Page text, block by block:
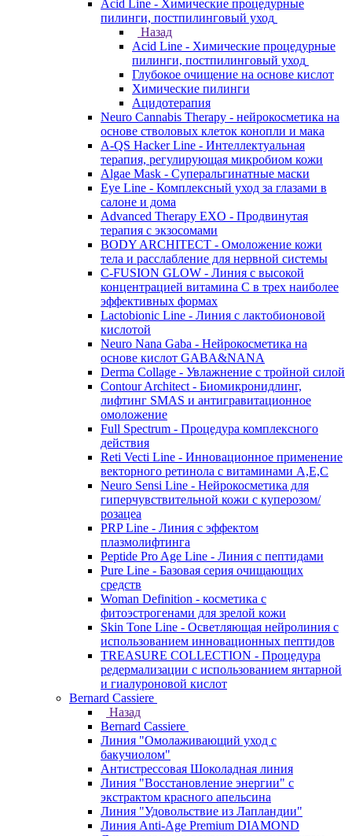
Acid Line - Химические процедурные
пилинги, постпилинговый уход
Назад
Acid Line - Химические процедурные
пилинги, постпилинговый уход
Глубокое очищение на основе кислот
Химические пилинги
Ацидотерапия
Neuro Cannabis Therapy - нейрокосметика на
основе стволовых клеток конопли и мака
A-QS Hacker Line - Интеллектуальная
терапия, регулирующая микробиом кожи
Algae Mask - Суперальгинатные маски
Eye Line - Комплексный уход за глазами в
салоне и дома
Advanced Therapy EXO - Продвинутая
терапия с экзосомами
BODY ARCHITECT - Омоложение кожи
тела и расслабление для нервной системы
C-FUSION GLOW - Линия с высокой
концентрацией витамина C в трех наиболее
эффективных формах
Lactobionic Line - Линия с лактобионовой
кислотой
Neuro Nana Gaba - Нейрокосметика на
основе кислот GABA&NANA
Derma Collage - Увлажнение с тройной силой
Contour Architect - Биомикронидлинг,
лифтинг SMAS и антигравитационное
омоложение
Full Spectrum - Процедура комплексного
действия
Reti Vecti Line - Инновационное применение
векторного ретинола с витаминами A,Е,С
Neuro Sensi Line - Нейрокосметика для
гиперчувствительной кожи с куперозом/
розацеа
PRP Line - Линия с эффектом
плазмолифтинга
Peptide Pro Age Line - Линия с пептидами
Pure Line - Базовая серия очищающих
средств
Woman Definition - косметика с
фитоэстрогенами для зрелой кожи
Skin Tone Line - Осветляющая нейролиния с
использованием инновационных пептидов
TREASURE COLLECTION - Процедура
редермализации с использованием янтарной
и гиалуроновой кислот
Bernard Cassiere
Назад
Bernard Cassiere
Линия "Омолаживающий уход с
бакучиолом"
Антистрессовая Шоколадная линия
Линия "Восстановление энергии" с
экстрактом красного апельсина
Линия "Удовольствие из Лапландии"
Линия Anti-Age Premium DIAMOND